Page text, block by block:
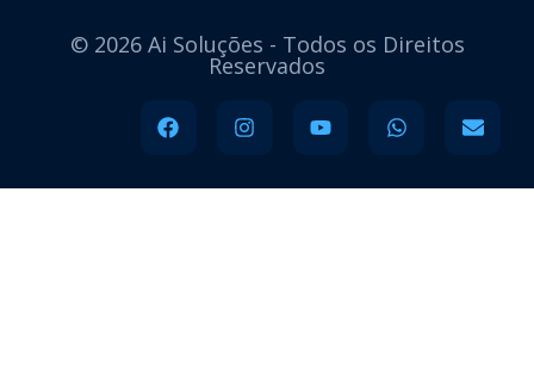
© 2026 Ai Soluções - Todos os Direitos
Reservados